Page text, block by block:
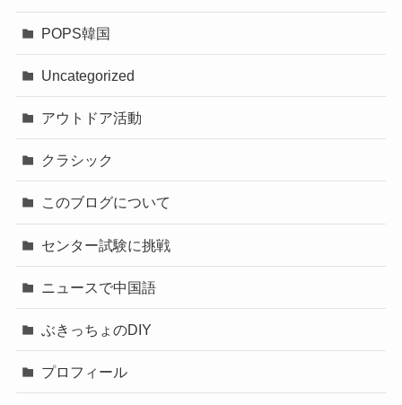
POPS韓国
Uncategorized
アウトドア活動
クラシック
このブログについて
センター試験に挑戦
ニュースで中国語
ぶきっちょのDIY
プロフィール